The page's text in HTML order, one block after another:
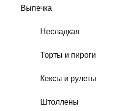
Выпечка
Несладкая
Торты и пироги
Кексы и рулеты
Штоллены